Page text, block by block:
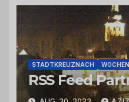
STADTKREUZNACH
RSS Feed